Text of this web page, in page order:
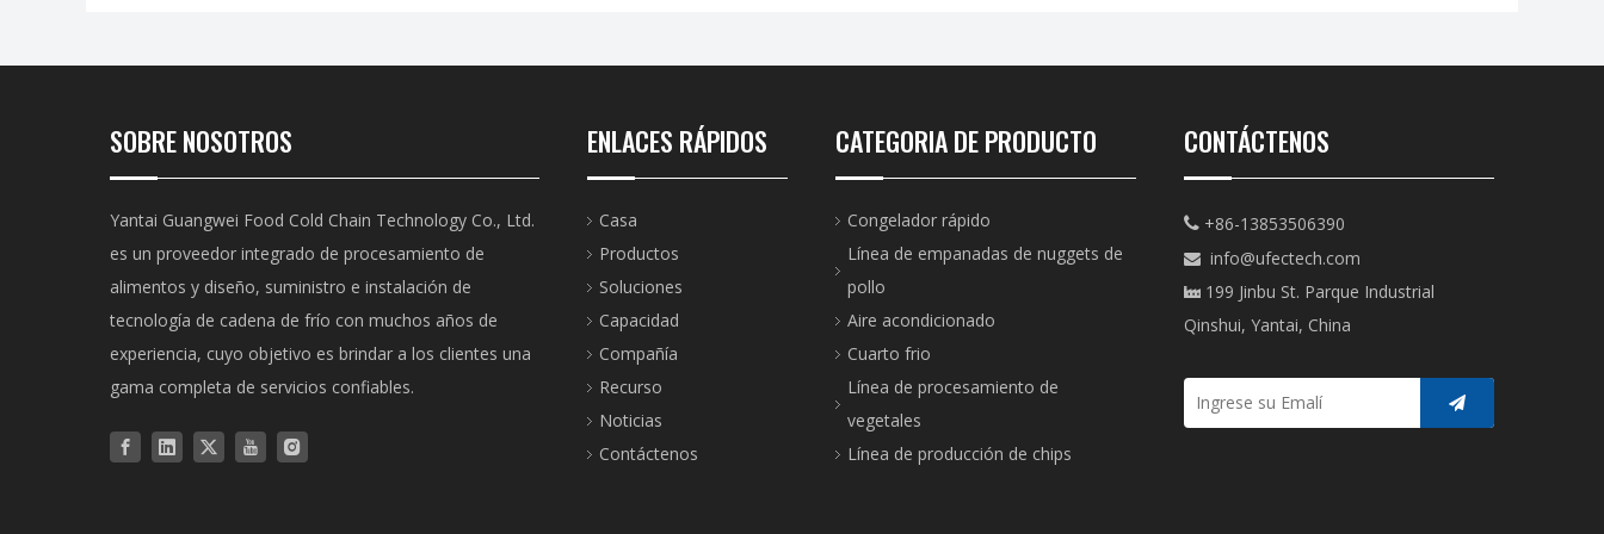
SOBRE NOSOTROS
Yantai Guangwei Food Cold Chain Technology Co., Ltd.
es un proveedor integrado de procesamiento de
alimentos y diseño, suministro e instalación de
tecnología de cadena de frío con muchos años de
experiencia, cuyo objetivo es brindar a los clientes una
gama completa de servicios confiables.
ENLACES RÁPIDOS
Casa
Productos
Soluciones
Capacidad
Compañía
Recurso
Noticias
Contáctenos
CATEGORIA DE PRODUCTO
Congelador rápido
Línea de empanadas de nuggets de
pollo
Aire acondicionado
Cuarto frio
Línea de procesamiento de
vegetales
Línea de producción de chips
CONTÁCTENOS
 +86-13853506390
 info@ufectech.com
 199 Jinbu St. Parque Industrial
Qinshui, Yantai, China